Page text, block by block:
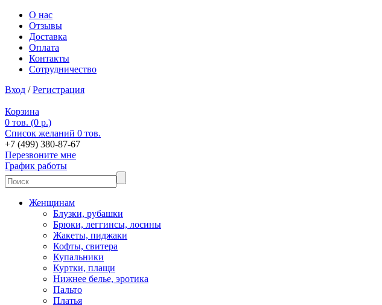
О нас
Отзывы
Доставка
Оплата
Контакты
Сотрудничество
Вход /Регистрация
Корзина
0 тов. (0 р.)
Список желаний 0 тов.
+7 (499) 380-87-67
Перезвоните мне
График работы
Женщинам
Блузки, рубашки
Брюки, леггинсы, лосины
Жакеты, пиджаки
Кофты, свитера
Купальники
Куртки, плащи
Нижнее белье, эротика
Пальто
Платья